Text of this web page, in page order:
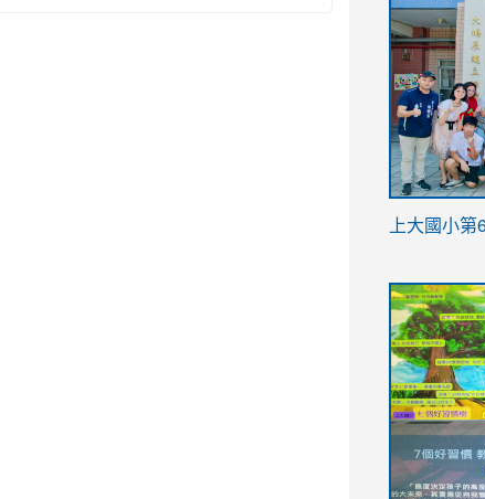
link
usp=sharing
上大國小第
to
https://
usp=sharing
to
https://